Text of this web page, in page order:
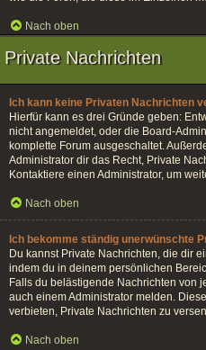
Nach oben
Private Nachrichten
Ich kann keine Privaten Nachrichten
Hierfür kann es drei Gründe geben:
nicht angemeldet, oder die Board-
komplette Forum ausgeschaltet.
Administrator dir das Recht, Private
Kontaktiere einen Administrator, um
Nach oben
Ich bekomme ständig unerwünschte
Du kannst Private Nachrichten, die dir
indem du in deinem persönlichen
Falls du belästigende Nachrichten von
auch einem Administrator melden.
verbieten, Private Nachrichten zu
Nach oben